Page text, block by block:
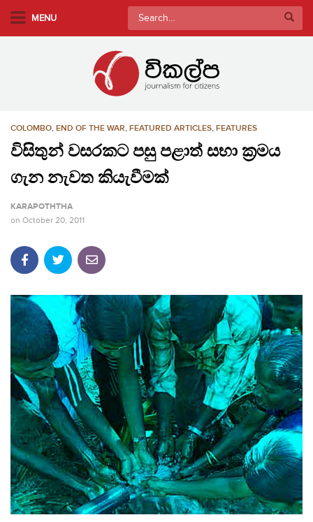
MENU
Search
for:
COLOMBO, END OF THE WAR, FEATURED ARTICLES, FEATURES
විසිතුන් වසරකට පසු පළාත් සභා ක්‍රමය
ගැන නැවත කියැවීමක්
KARAPOTHTHA
on October 20, 2011